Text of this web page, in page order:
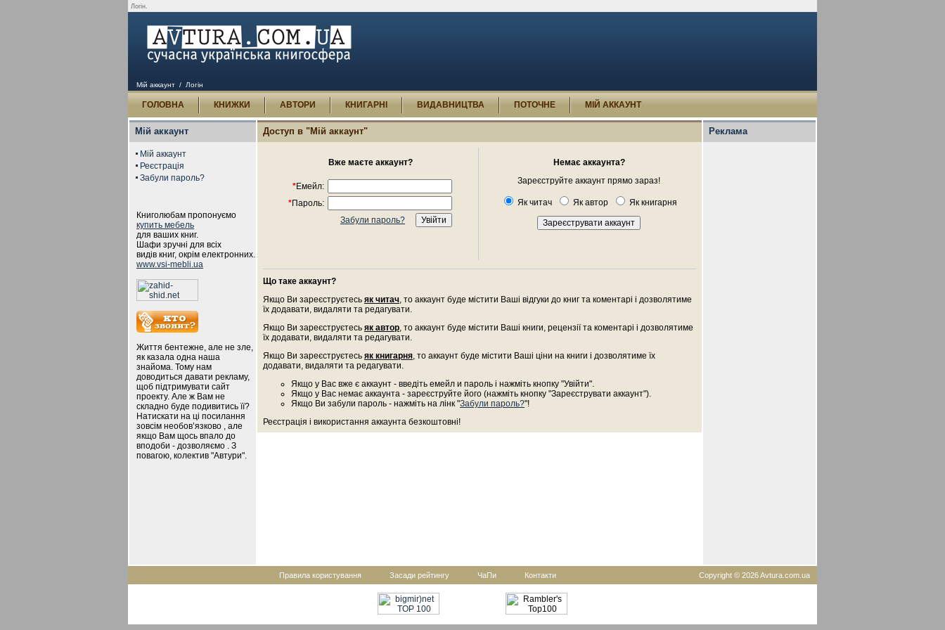
Логін.
Мій аккаунт / Логін
ГОЛОВНА КНИЖКИ АВТОРИ КНИГАРНІ ВИДАВНИЦТВА ПОТОЧНЕ МІЙ АККАУНТ
Мій аккаунт
Мій аккаунт
Реєстрація
Забули пароль?
Книголюбам пропонуємо
купить мебель
для ваших книг.
Шафи зручні для всіх
видів книг, окрім електронних.
www.vsi-mebli.ua
Життя бентежне, але не зле,
як казала одна наша
знайома. Тому нам
доводиться давати рекламу,
щоб підтримувати сайт
проекту. Але ж Вам не
складно буде подивитись її?
Натискати на ці посилання
зовсім необов’язково , але
якщо Вам щось впало до
вподоби - дозволяємо . З
повагою, колектив "Автури".
Доступ в "Мій аккаунт"
Вже маєте аккаунт?
*Емейл:
*Пароль:
Забули пароль?
Немає аккаунта?
Зареєструйте аккаунт прямо зараз!
Як читач Як автор Як книгарня
Що таке аккаунт?
Якщо Ви зареєструєтесь як читач, то аккаунт буде містити Ваші відгуки до книг та коментарі і дозволятиме
їх додавати, видаляти та редагувати.
Якщо Ви зареєструєтесь як автор, то аккаунт буде містити Ваші книги, рецензії та коментарі і дозволятиме
їх додавати, видаляти та редагувати.
Якщо Ви зареєструєтесь як книгарня, то аккаунт буде містити Ваші ціни на книги і дозволятиме їх
додавати, видаляти та редагувати.
Якщо у Вас вже є аккаунт - введіть емейл и пароль і нажміть кнопку "Увійти".
Якщо у Вас немає аккаунта - зареєструйте його (нажміть кнопку "Зареєструвати аккаунт").
Якщо Ви забули пароль - нажміть на лінк "Забули пароль?"!
Реєстрація і використання аккаунта безкоштовні!
Реклама
Правила користування Засади рейтингу ЧаПи Контакти Copyright © 2026 Avtura.com.ua